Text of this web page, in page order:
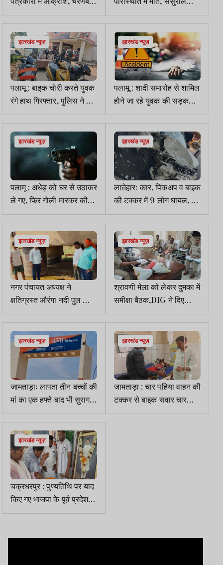
आंदोलन की दी चेतावनी
वालों पर हत्या का आरोप
झारखंड न्यूज़
पलामू : बाइक चोरी करते युवक
रंगे हाथ गिरफ्तार, पुलिस ने दो
और आरोपियों को दबोचा
झारखंड न्यूज़
पलामू : शादी समारोह से शामिल
होने जा रहे युवक की सड़क
हादसे में मौत, 2 घायल
झारखंड न्यूज़
पलामू : अधेड़ को घर से उठाकर
ले गए, फिर गोली मारकर की
हत्या
झारखंड न्यूज़
लातेहारः कार, पिकअप व बाइक
की टक्कर में 9 लोग घायल, एक
रिम्स रेफर
झारखंड न्यूज़
नगर पंचायत अध्‍यक्ष ने
क्षतिग्रस्‍त औरंगा नदी पुल का
किया निरीक्षण
झारखंड न्यूज़
श्रावणी मेला को लेकर दुमका में
समीक्षा बैठक,DIG ने दिए
निर्देश
झारखंड न्यूज़
जामताड़ाः लापता तीन बच्चों की
मां का एक हफ्ते बाद भी सुराग
नहीं, प्रेमी संग भागने की
आशंका
झारखंड न्यूज़
जामताड़ा : चार पहिया वाहन की
टक्कर से बाइक सवार चार
युवक घायल, एक गंभीर
झारखंड न्यूज़
चक्रधरपुर : पुण्यतिथि पर याद
किए गए भाजपा के पूर्व प्रदेश
अध्यक्ष लक्ष्मण गिलुवा